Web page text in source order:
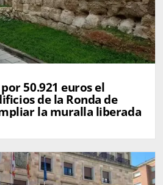
50.921 euros el
de la Ronda de
la muralla liberada